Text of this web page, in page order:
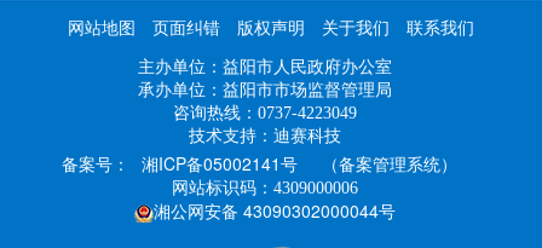
网站地图 页面纠错 版权声明 关于我们 联系我们
主办单位：益阳市人民政府办公室
承办单位：益阳市市场监督管理局
咨询热线：0737-4223049
技术支持：迪赛科技
备案号：
湘ICP备05002141号 （备案管理系统）
网站标识码：4309000006
湘公网安备 43090302000044号